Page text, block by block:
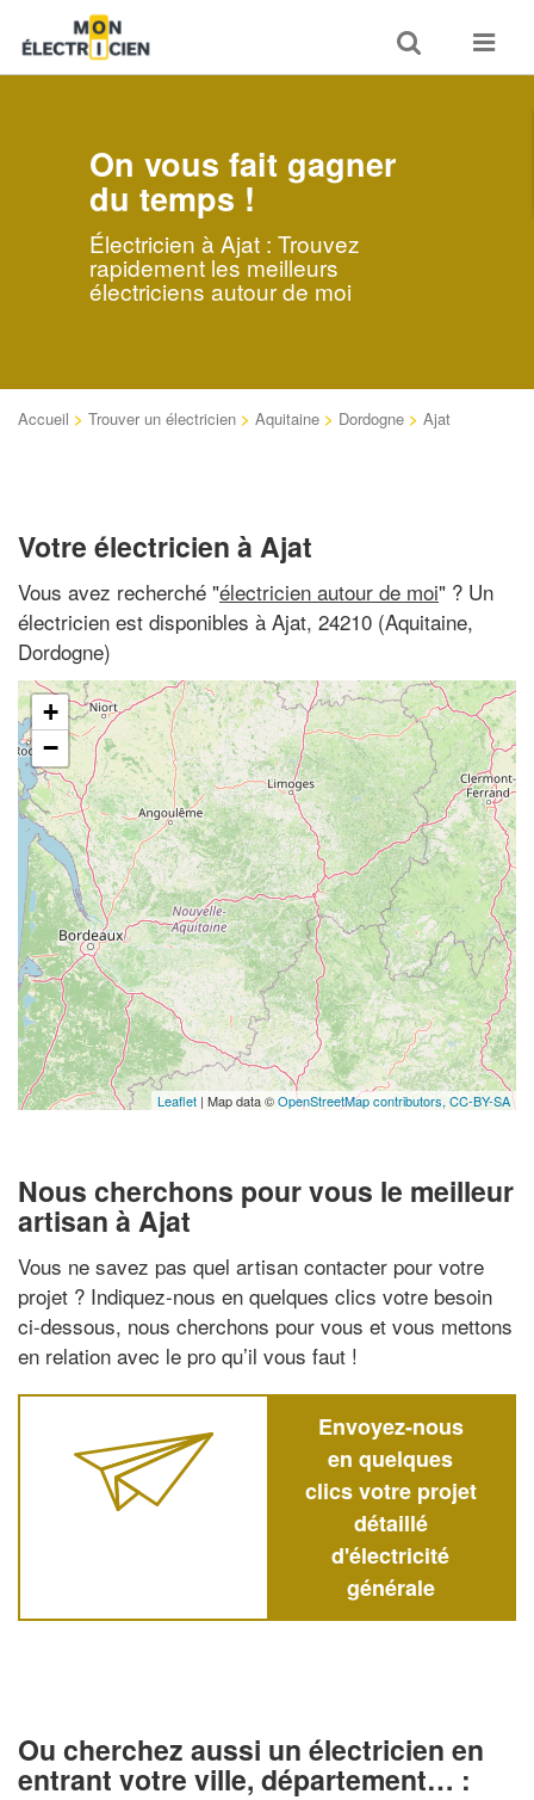
Toggle
search
Toggle
On vous fait gagner
du temps !
Électricien à Ajat : Trouvez
rapidement les meilleurs
électriciens autour de moi
Accueil > Trouver un électricien > Aquitaine > Dordogne > Ajat
Votre électricien à Ajat
Vous avez recherché "électricien autour de moi" ? Un
électricien est disponibles à Ajat, 24210 (Aquitaine,
Dordogne)
+
−
Leaflet | Map data ©OpenStreetMap contributors, CC-BY-SA
Nous cherchons pour vous le meilleur
artisan à Ajat
Vous ne savez pas quel artisan contacter pour votre
projet ? Indiquez-nous en quelques clics votre besoin
ci-dessous, nous cherchons pour vous et vous mettons
en relation avec le pro qu’il vous faut !
Envoyez-nous
en quelques
clics votre projet
détaillé
d'électricité
générale
Ou cherchez aussi un électricien en
entrant votre ville, département… :